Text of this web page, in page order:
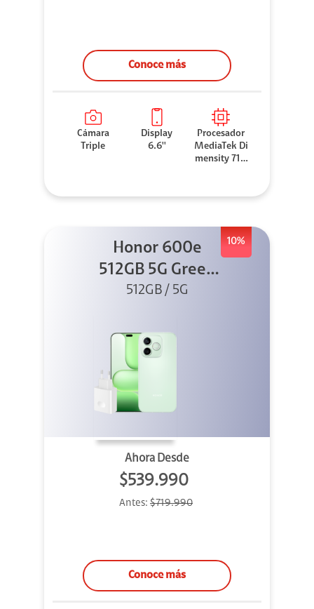
Conoce más
Cámara
Triple
Display
6.6''
Procesador
MediaTek Di
mensity 710
10%
Honor 600e
512GB 5G Green
+ 45W
512GB / 5G
Ahora Desde
$539.990
Antes: $719.990
Conoce más